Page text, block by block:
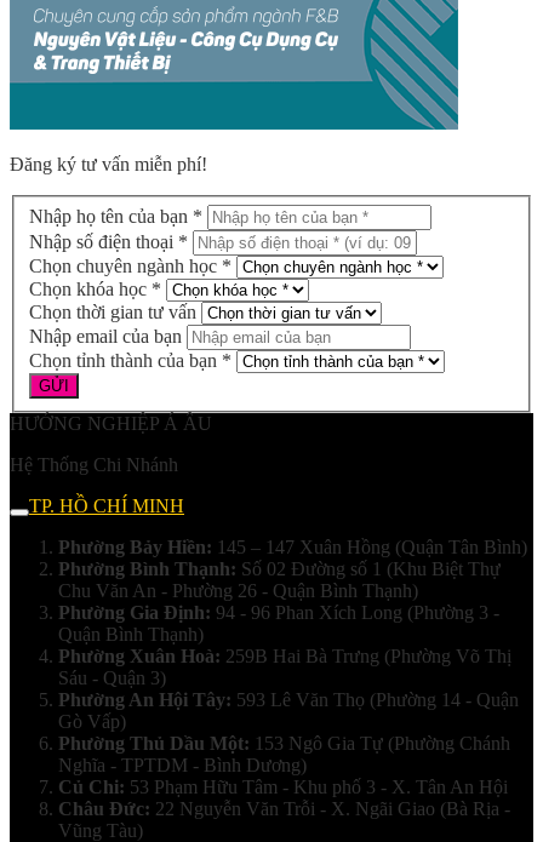
Đăng ký tư vấn miễn phí!
Nhập họ tên của bạn *
Nhập số điện thoại *
Chọn chuyên ngành học *
Chọn khóa học *
Chọn thời gian tư vấn
Nhập email của bạn
Chọn tỉnh thành của bạn *
HƯỚNG NGHIỆP Á ÂU
Hệ Thống Chi Nhánh
TP. HỒ CHÍ MINH
Phường Bảy Hiền: 145 – 147 Xuân Hồng (Quận Tân Bình)
Phường Bình Thạnh: Số 02 Đường số 1 (Khu Biệt Thự
Chu Văn An - Phường 26 - Quận Bình Thạnh)
Phường Gia Định: 94 - 96 Phan Xích Long (Phường 3 -
Quận Bình Thạnh)
Phường Xuân Hoà: 259B Hai Bà Trưng (Phường Võ Thị
Sáu - Quận 3)
Phường An Hội Tây: 593 Lê Văn Thọ (Phường 14 - Quận
Gò Vấp)
Phường Thủ Dầu Một: 153 Ngô Gia Tự (Phường Chánh
Nghĩa - TPTDM - Bình Dương)
Củ Chi: 53 Phạm Hữu Tâm - Khu phố 3 - X. Tân An Hội
Châu Đức: 22 Nguyễn Văn Trỗi - X. Ngãi Giao (Bà Rịa -
Vũng Tàu)